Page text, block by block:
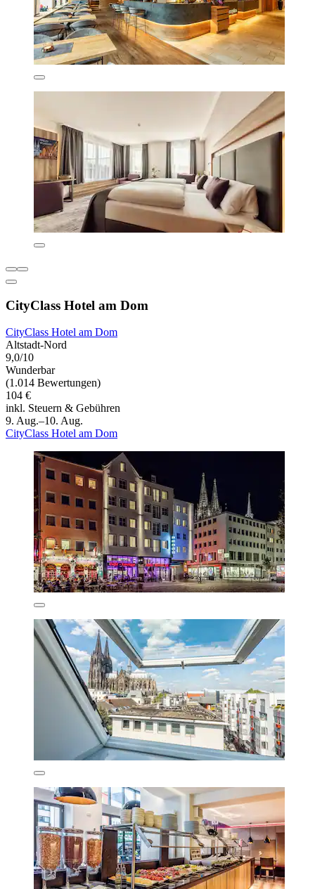
CityClass Hotel am Dom
CityClass Hotel am Dom
Altstadt-Nord
9,0/10
Wunderbar
(1.014 Bewertungen)
104 €
inkl. Steuern & Gebühren
9. Aug.–10. Aug.
CityClass Hotel am Dom